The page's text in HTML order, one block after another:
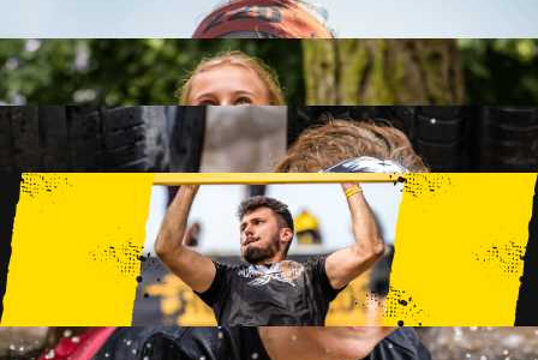
42 KM+
FAMILY
15 PRZESZKÓD
2 KM+
KIDS
15 PRZESZKÓD
1 KM+
TRENINGI
WYDARZENIA
RUNMAGEDDON LUBLIN ZALEW ZEMBORZYCKI
22/23.08.2026
RUNMAGEDDON ERGO ARENA GDAŃSK/SOPOT
12/13.09.2026